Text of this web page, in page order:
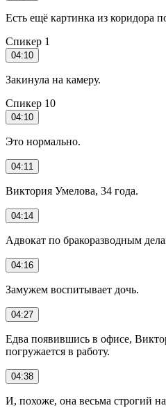
Есть ещё картинка из коридора
Спикер 1
04:10
Закинула на камеру.
Спикер 10
04:10
Это нормально.
04:11
Виктория Умелова, 34 года.
04:14
Адвокат по бракоразводным
04:16
Замужем воспитывает дочь.
04:27
Едва появившись в офисе,
погружается в работу.
04:38
И, похоже, она весьма строгий